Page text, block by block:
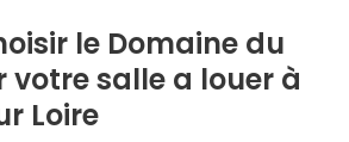
le Domaine du
votre salle a louer à
Loire